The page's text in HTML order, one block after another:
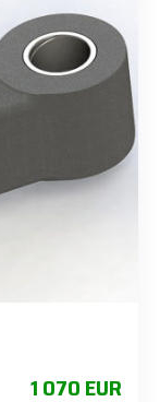
1 070 EUR